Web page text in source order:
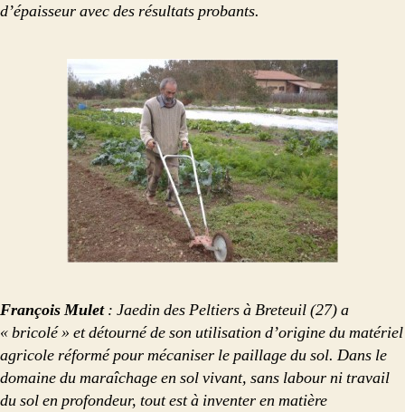
d’épaisseur avec des résultats probants.
François Mulet: Jaedin des Peltiers à Breteuil (27) a
« bricolé » et détourné de son utilisation d’origine du matériel
agricole réformé pour mécaniser le paillage du sol. Dans le
domaine du maraîchage en sol vivant, sans labour ni travail
du sol en profondeur, tout est à inventer en matière